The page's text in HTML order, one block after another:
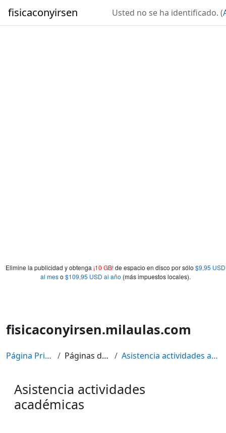
Elimine la publicidad y obtenga ¡10 GB!de espacio en disco por sólo $9,95 USD
al meso $109,95 USD al año (más impuestos locales).
fisicaconyirsen Usted no se ha identificado. (
fisicaconyirsen.milaulas.com
Página Principal Páginas del sitio Asistencia actividades académicas
Asistencia actividades
académicas